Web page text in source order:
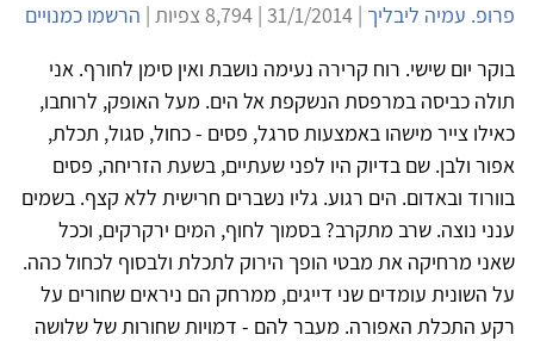
פרופ. עמיה ליבליך | 31/1/2014 | 8,794 צפיות |
הרשמו כמנויים
בוקר יום שישי. רוח קרירה נעימה נושבת ואין סימן לחורף. אני
תולה כביסה במרפסת הנשקפת אל הים. מעל האופק, לרוחבו,
כאילו צייר מישהו באמצעות סרגל, פסים - כחול, סגול, תכלת,
אפור ולבן. שם בדיוק היו לפני שעתיים, בשעת הזריחה, פסים
בוורוד ובאדום. הים רגוע. גליו נשברים חרישית ללא קצף. בשמים
ענני נוצה. שרב מתקרב? בסמוך לחוף, המים ירקרקים, וככל
שאני מרחיקה את מבטי הופך הירוק לתכלת ולבסוף לכחול כהה.
על השונית עומדים שני דייגים, ממרחק הם ניראים שחורים על
רקע התכלת האפורה. מעבר להם - דמויות שחורות של שלושה